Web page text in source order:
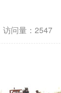
访问量：2547